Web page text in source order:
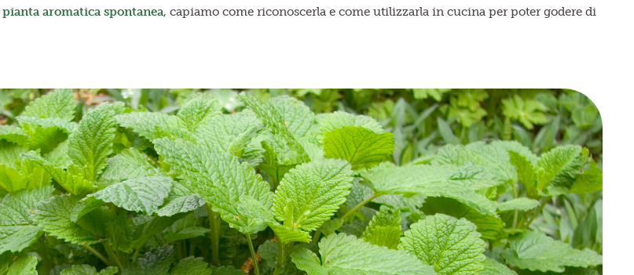
pianta aromatica spontanea, capiamo come riconoscerla e come utilizzarla in cucina per poter godere di